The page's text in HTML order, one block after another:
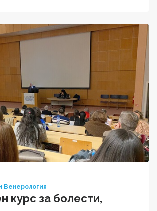
Венерология
курс за болести,